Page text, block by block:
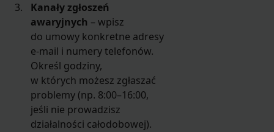
Kanały zgłoszeń
awaryjnych – wpisz
do umowy konkretne adresy
e-mail i numery telefonów.
Określ godziny,
w których możesz zgłaszać
problemy (np. 8:00–16:00,
jeśli nie prowadzisz
działalności całodobowej).